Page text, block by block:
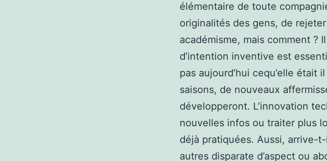
élémentaire de toute
originalités des gens, de
académisme, mais comment ?
d’intention inventive est
pas aujourd’hui cequ’elle était
saisons, de nouveaux
développeront. L’innovation
nouvelles infos ou traiter plus
déjà pratiquées. Aussi, arrive-
autres disparate d’aspect ou